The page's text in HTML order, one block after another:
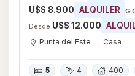
U$S 8.900 ALQUILER
Desde U$S 12.000
Punta del Este Casa
5 4 400